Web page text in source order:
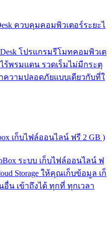
ควบคุมคอมพิวเตอร์ระยะไ
โปรแกรมรีโมทคอมพิวเต
ร้พรมแดน รวดเร็มไม่มีกระตุ
วามปลอดภัยแบบเดียวกับที่ใ
เก็บไฟล์ออนไลน์ ฟรี 2 GB )
ระบบ เก็บไฟล์ออนไลน์ ฟ
Storage ให้คุณเก็บข้อมูล เก็
น เข้าถึงได้ ทุกที่ ทุกเวลา